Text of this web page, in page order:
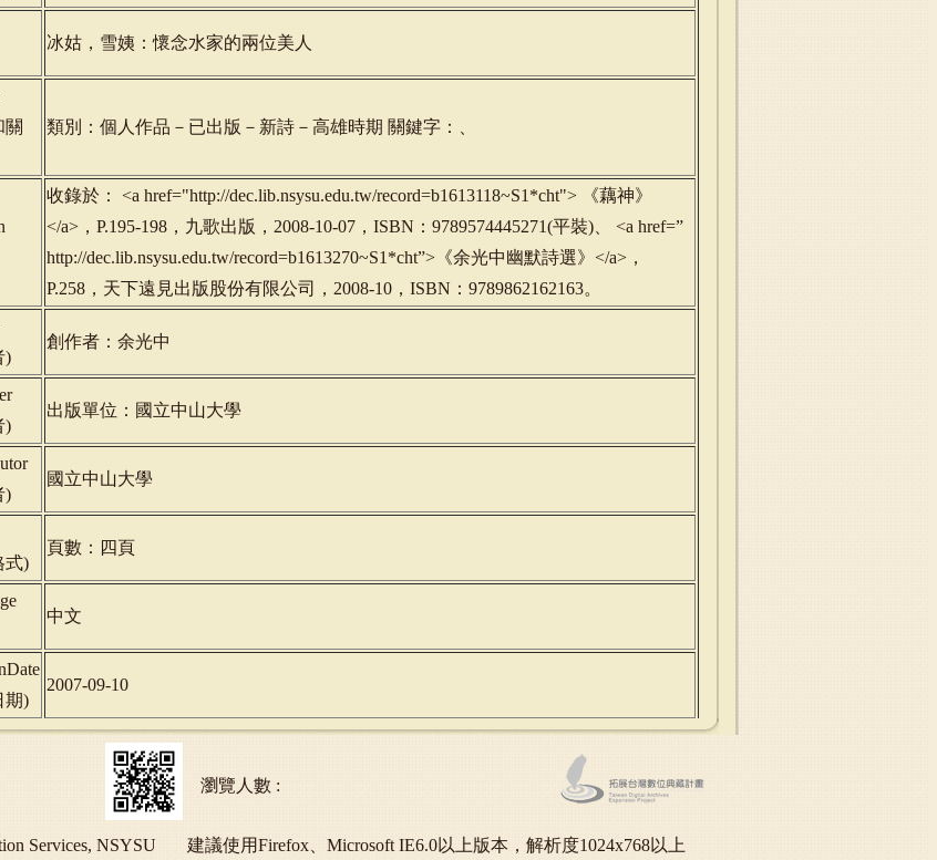
冰姑，雪姨：懷念水家的兩位美人
關
類別：個人作品－已出版－新詩－高雄時期 關鍵字：、
收錄於： <a href="http://dec.lib.nsysu.edu.tw/record=b1613118~S1*cht"> 《藕神》
</a>，P.195-198，九歌出版，2008-10-07，ISBN：9789574445271(平裝)、 <a href=”
http://dec.lib.nsysu.edu.tw/record=b1613270~S1*cht”>《余光中幽默詩選》</a>，
P.258，天下遠見出版股份有限公司，2008-10，ISBN：9789862162163。
)
創作者：余光中
)
出版單位：國立中山大學
)
國立中山大學
式)
頁數：四頁
中文
期)
2007-09-10
瀏覽人數 :
Services, NSYSU 建議使用Firefox、Microsoft IE6.0以上版本，解析度1024x768以上